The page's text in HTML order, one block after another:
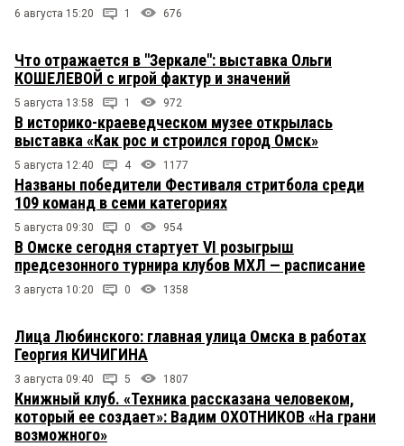
6 августа 15:20 1 676
Что отражается в "Зеркале": выставка Ольги
КОШЕЛЕВОЙ с игрой фактур и значений
5 августа 13:58 1 972
В историко-краеведческом музее открылась
выставка «Как рос и строился город Омск»
5 августа 12:40 4 1177
Названы победители Фестиваля стритбола среди
109 команд в семи категориях
5 августа 09:30 0 954
В Омске сегодня стартует VI розыгрыш
предсезонного турнира клубов МХЛ — расписание
3 августа 10:20 0 1358
Лица Любинского: главная улица Омска в работах
Георгия КИЧИГИНА
3 августа 09:40 5 1807
Книжный клуб. «Техника рассказана человеком,
который ее создает»: Вадим ОХОТНИКОВ «На грани
возможного»